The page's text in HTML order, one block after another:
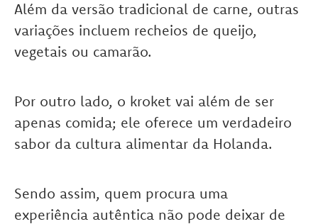
Além da versão tradicional de carne, outras
variações incluem recheios de queijo,
vegetais ou camarão.
Por outro lado, o kroket vai além de ser
apenas comida; ele oferece um verdadeiro
sabor da cultura alimentar da Holanda.
Sendo assim, quem procura uma
experiência autêntica não pode deixar de